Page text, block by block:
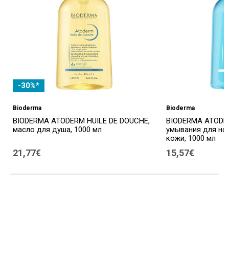
-30%*
Bioderma
BIODERMA ATODERM HUILE DE DOUCHE,
масло для душа, 1000 мл
21,77€
Bioderma
BIODERMA
умывания для
кожи, 1000 мл
15,57€